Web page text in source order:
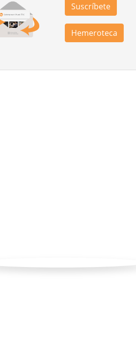
Suscríbete
Hemeroteca